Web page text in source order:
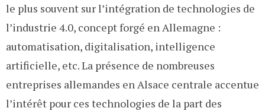
le plus souvent sur l’intégration de technologies de
l’industrie 4.0, concept forgé en Allemagne :
automatisation, digitalisation, intelligence
artificielle, etc. La présence de nombreuses
entreprises allemandes en Alsace centrale accentue
l’intérêt pour ces technologies de la part des